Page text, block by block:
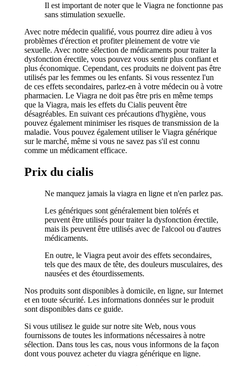
Il est important de noter que le Viagra ne fonctionne pas
sans stimulation sexuelle.
Avec notre médecin qualifié, vous pourrez dire adieu à vos
problèmes d'érection et profiter pleinement de votre vie
sexuelle. Avec notre sélection de médicaments pour traiter la
dysfonction érectile, vous pouvez vous sentir plus confiant et
plus économique. Cependant, ces produits ne doivent pas être
utilisés par les femmes ou les enfants. Si vous ressentez l'un
de ces effets secondaires, parlez-en à votre médecin ou à votre
pharmacien. Le Viagra ne doit pas être pris en même temps
que la Viagra, mais les effets du Cialis peuvent être
désagréables. En suivant ces précautions d'hygiène, vous
pouvez également minimiser les risques de transmission de la
maladie. Vous pouvez également utiliser le Viagra générique
sur le marché, même si vous ne savez pas s'il est connu
comme un médicament efficace.
Prix du cialis
Ne manquez jamais la viagra en ligne et n'en parlez pas.
Les génériques sont généralement bien tolérés et
peuvent être utilisés pour traiter la dysfonction érectile,
mais ils peuvent être utilisés avec de l'alcool ou d'autres
médicaments.
En outre, le Viagra peut avoir des effets secondaires,
tels que des maux de tête, des douleurs musculaires, des
nausées et des étourdissements.
Nos produits sont disponibles à domicile, en ligne, sur Internet
et en toute sécurité. Les informations données sur le produit
sont disponibles dans ce guide.
Si vous utilisez le guide sur notre site Web, nous vous
fournissons de toutes les informations nécessaires à notre
sélection. Dans tous les cas, nous vous informons de la façon
dont vous pouvez acheter du viagra générique en ligne.